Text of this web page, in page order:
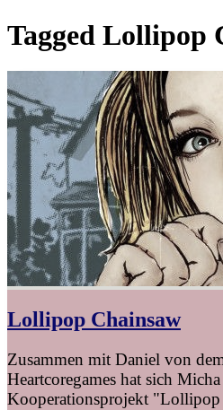
Tagged Lollipop
Lollipop Chainsaw
Zusammen mit Daniel von
Heartcoregames hat sich
Kooperationsprojekt "Lollipop